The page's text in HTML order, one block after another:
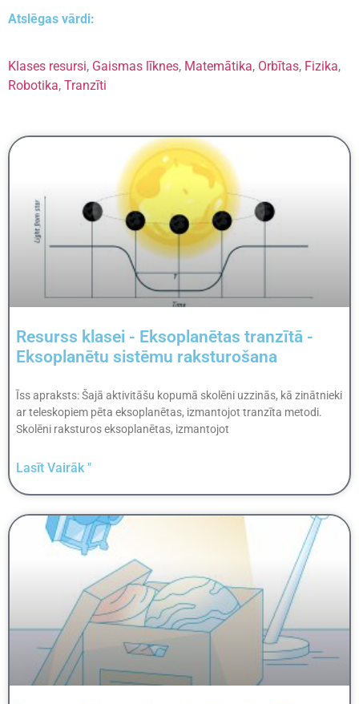
Atslēgas vārdi:
Klases resursi, Gaismas līknes, Matemātika, Orbītas, Fizika,
Robotika, Tranzīti
Resurss klasei - Eksoplanētas tranzītā -
Eksoplanētu sistēmu raksturošana
Īss apraksts: Šajā aktivitāšu kopumā skolēni uzzinās, kā zinātnieki
ar teleskopiem pēta eksoplanētas, izmantojot tranzīta metodi.
Skolēni raksturos eksoplanētas, izmantojot
Lasīt Vairāk "